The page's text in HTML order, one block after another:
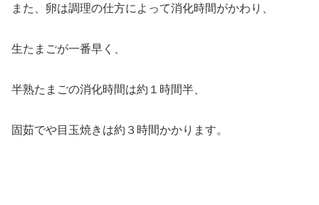
また、卵は調理の仕方によって消化時間がかわり、
生たまごが一番早く、
半熟たまごの消化時間は約１時間半、
固茹でや目玉焼きは約３時間かかります。